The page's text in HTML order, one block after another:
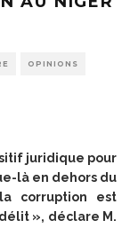
OPINIONS
juridique pour
là en dehors du
corruption est
», déclare M.